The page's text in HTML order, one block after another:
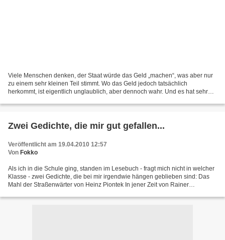
Viele Menschen denken, der Staat würde das Geld „machen“, was aber nur
zu einem sehr kleinen Teil stimmt. Wo das Geld jedoch tatsächlich
herkommt, ist eigentlich unglaublich, aber dennoch wahr. Und es hat sehr
Zwei Gedichte, die mir gut gefallen...
Veröffentlicht am 19.04.2010 12:57
Von Fokko
Als ich in die Schule ging, standen im Lesebuch - fragt mich nicht in welcher
Klasse - zwei Gedichte, die bei mir irgendwie hängen geblieben sind: Das
Mahl der Straßenwärter von Heinz Piontek In jener Zeit von Rainer